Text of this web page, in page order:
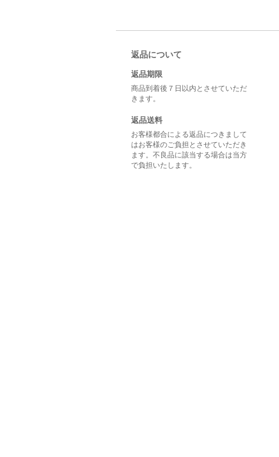
返品について
返品期限
商品到着後７日以内とさせていただ
きます。
返品送料
お客様都合による返品につきまして
はお客様のご負担とさせていただき
ます。不良品に該当する場合は当方
で負担いたします。